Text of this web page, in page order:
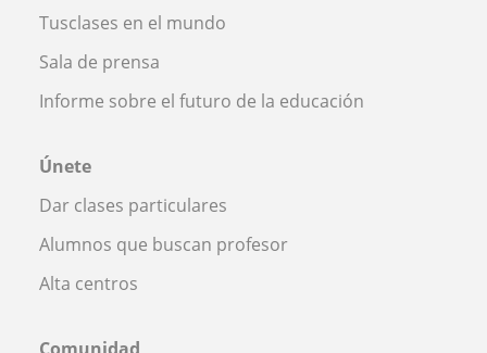
Tusclases en el mundo
Sala de prensa
Informe sobre el futuro de la educación
Únete
Dar clases particulares
Alumnos que buscan profesor
Alta centros
Comunidad